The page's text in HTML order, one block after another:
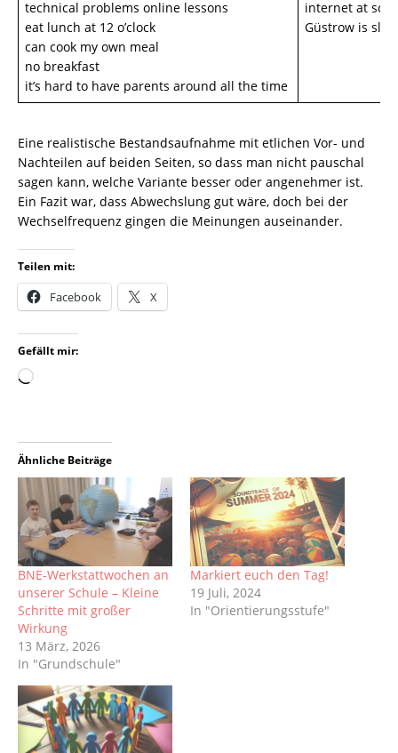
technical problems online lessons
eat lunch at 12 o’clock
can cook my own meal
no breakfast
it’s hard to have parents around all the time
internet at
Güstrow is
Eine realistische Bestandsaufnahme mit etlichen Vor- und
Nachteilen auf beiden Seiten, so dass man nicht pauschal
sagen kann, welche Variante besser oder angenehmer ist.
Ein Fazit war, dass Abwechslung gut wäre, doch bei der
Wechselfrequenz gingen die Meinungen auseinander.
Teilen mit:
Facebook X
Gefällt mir:
Ähnliche Beiträge
BNE-Werkstattwochen an
unserer Schule – Kleine
Schritte mit großer
Wirkung
13 März, 2026
In "Grundschule"
Markiert euch den Tag!
19 Juli, 2024
In "Orientierungsstufe"